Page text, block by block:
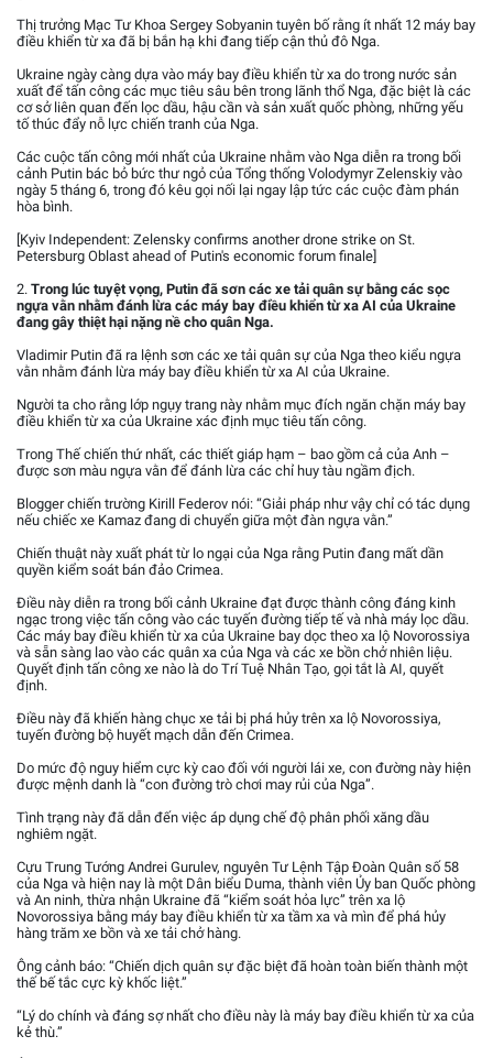
Thị trưởng Mạc Tư Khoa Sergey Sobyanin tuyên bố rằng ít nhất 12 máy bay
điều khiển từ xa đã bị bắn hạ khi đang tiếp cận thủ đô Nga.
Ukraine ngày càng dựa vào máy bay điều khiển từ xa do trong nước sản
xuất để tấn công các mục tiêu sâu bên trong lãnh thổ Nga, đặc biệt là các
cơ sở liên quan đến lọc dầu, hậu cần và sản xuất quốc phòng, những yếu
tố thúc đẩy nỗ lực chiến tranh của Nga.
Các cuộc tấn công mới nhất của Ukraine nhằm vào Nga diễn ra trong bối
cảnh Putin bác bỏ bức thư ngỏ của Tổng thống Volodymyr Zelenskiy vào
ngày 5 tháng 6, trong đó kêu gọi nối lại ngay lập tức các cuộc đàm phán
hòa bình.
[Kyiv Independent: Zelensky confirms another drone strike on St.
Petersburg Oblast ahead of Putin's economic forum finale]
2. Trong lúc tuyệt vọng, Putin đã sơn các xe tải quân sự bằng các sọc
ngựa vằn nhằm đánh lừa các máy bay điều khiển từ xa AI của Ukraine
đang gây thiệt hại nặng nề cho quân Nga.
Vladimir Putin đã ra lệnh sơn các xe tải quân sự của Nga theo kiểu ngựa
vằn nhằm đánh lừa máy bay điều khiển từ xa AI của Ukraine.
Người ta cho rằng lớp ngụy trang này nhằm mục đích ngăn chặn máy bay
điều khiển từ xa của Ukraine xác định mục tiêu tấn công.
Trong Thế chiến thứ nhất, các thiết giáp hạm – bao gồm cả của Anh –
được sơn màu ngựa vằn để đánh lừa các chỉ huy tàu ngầm địch.
Blogger chiến trường Kirill Federov nói: “Giải pháp như vậy chỉ có tác dụng
nếu chiếc xe Kamaz đang di chuyển giữa một đàn ngựa vằn.”
Chiến thuật này xuất phát từ lo ngại của Nga rằng Putin đang mất dần
quyền kiểm soát bán đảo Crimea.
Điều này diễn ra trong bối cảnh Ukraine đạt được thành công đáng kinh
ngạc trong việc tấn công vào các tuyến đường tiếp tế và nhà máy lọc dầu.
Các máy bay điều khiển từ xa của Ukraine bay dọc theo xa lộ Novorossiya
và sẵn sàng lao vào các quân xa của Nga và các xe bồn chở nhiên liệu.
Quyết định tấn công xe nào là do Trí Tuệ Nhân Tạo, gọi tắt là AI, quyết
định.
Điều này đã khiến hàng chục xe tải bị phá hủy trên xa lộ Novorossiya,
tuyến đường bộ huyết mạch dẫn đến Crimea.
Do mức độ nguy hiểm cực kỳ cao đối với người lái xe, con đường này hiện
được mệnh danh là “con đường trò chơi may rủi của Nga”.
Tình trạng này đã dẫn đến việc áp dụng chế độ phân phối xăng dầu
nghiêm ngặt.
Cựu Trung Tướng Andrei Gurulev, nguyên Tư Lệnh Tập Đoàn Quân số 58
của Nga và hiện nay là một Dân biểu Duma, thành viên Ủy ban Quốc phòng
và An ninh, thừa nhận Ukraine đã “kiểm soát hỏa lực” trên xa lộ
Novorossiya bằng máy bay điều khiển từ xa tầm xa và mìn để phá hủy
hàng trăm xe bồn và xe tải chở hàng.
Ông cảnh báo: “Chiến dịch quân sự đặc biệt đã hoàn toàn biến thành một
thế bế tắc cực kỳ khốc liệt.”
“Lý do chính và đáng sợ nhất cho điều này là máy bay điều khiển từ xa của
kẻ thù.”